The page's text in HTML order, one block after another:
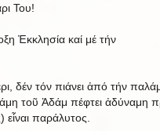
Του!
Ἐκκλησία καί μέ τήν
δέν τόν πιάνει ἀπό τήν
τοῦ Ἀδάμ πέφτει ἀδύναμη
εἶναι παράλυτος.